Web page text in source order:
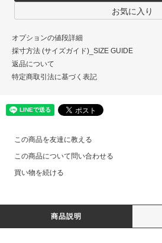
お気に入り
オプションの値段詳細
採寸方法 (サイズガイド)_SIZE GUIDE
返品について
特定商取引法に基づく表記
この商品を友達に教える
この商品について問い合わせる
買い物を続ける
商品説明